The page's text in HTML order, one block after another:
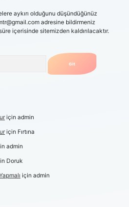
aykırı olduğunu düşündüğünüz
adresine bildirmeniz
içerisinde sitemizden kaldırılacaktır.
için admin
için Fırtına
admin
Doruk
için admin